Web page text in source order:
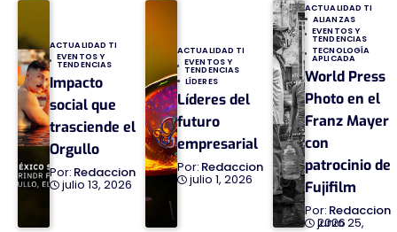
ACTUALIDAD TI
EVENTOS Y
TENDENCIAS
Impacto
social que
trasciende el
Orgullo
Redaccion
julio 13, 2026
ACTUALIDAD TI
EVENTOS Y
TENDENCIAS
LÍDERES
Líderes del
futuro
empresarial
Redaccion
julio 1, 2026
ACTUALIDAD TI
ALIANZAS
EVENTOS Y
TENDENCIAS
TECNOLOGÍA
APLICADA
World Press
Photo en el
Franz Mayer
con
patrocinio de
Fujifilm
Redaccion
junio 25, 2026